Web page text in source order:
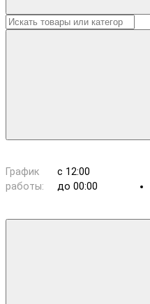
График
работы:
с 12:00
до 00:00